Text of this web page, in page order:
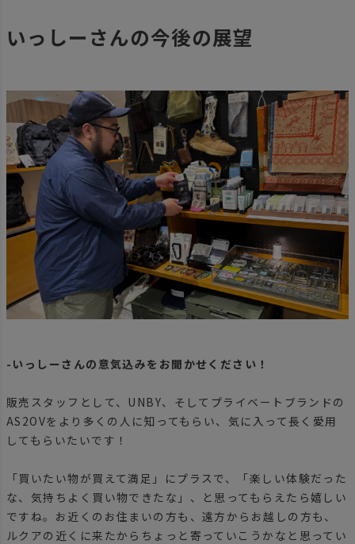
いっしーさんの今後の展望
-いっしーさんの意気込みをお聞かせください！
販売スタッフとして、UNBY、そしてプライベートブランドの
AS2OVをより多くの人に知ってもらい、気に入って長く愛用
してもらいたいです！
「買いたい物が買えて満足」にプラスで、「楽しい体験だった
な、気持ちよく買い物できたな」、と思ってもらえたら嬉しい
ですね。お近くのお住まいの方も、遠方からお越しの方も、
ルクアの近くに来たからちょっと寄っていこうかなと思ってい